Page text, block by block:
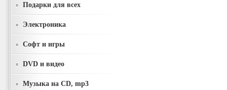
Подарки для всех
Электроника
Софт и игры
DVD и видео
Музыка на CD, mp3